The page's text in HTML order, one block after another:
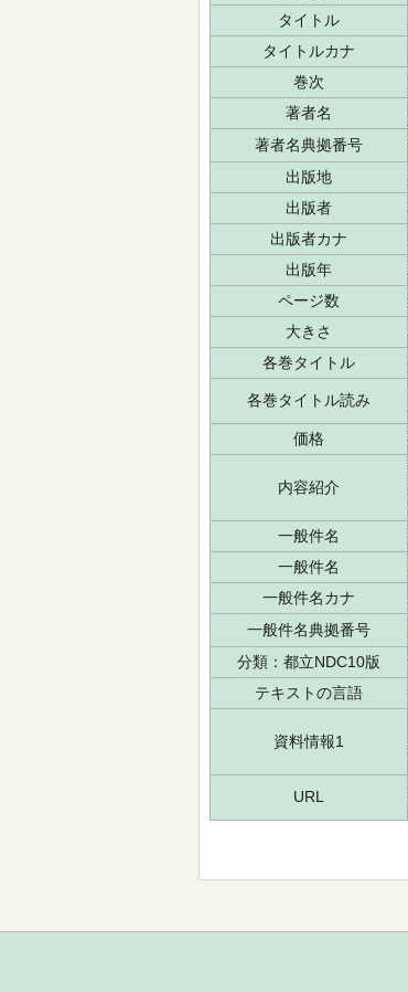
タイトル
タイトルカナ
巻次
著者名
著者名典拠番号
出版地
出版者
出版者カナ
出版年
ページ数
大きさ
各巻タイトル
各巻タイトル読み
価格
内容紹介
一般件名
一般件名
一般件名カナ
一般件名典拠番号
分類：都立NDC10版
テキストの言語
資料情報1
URL